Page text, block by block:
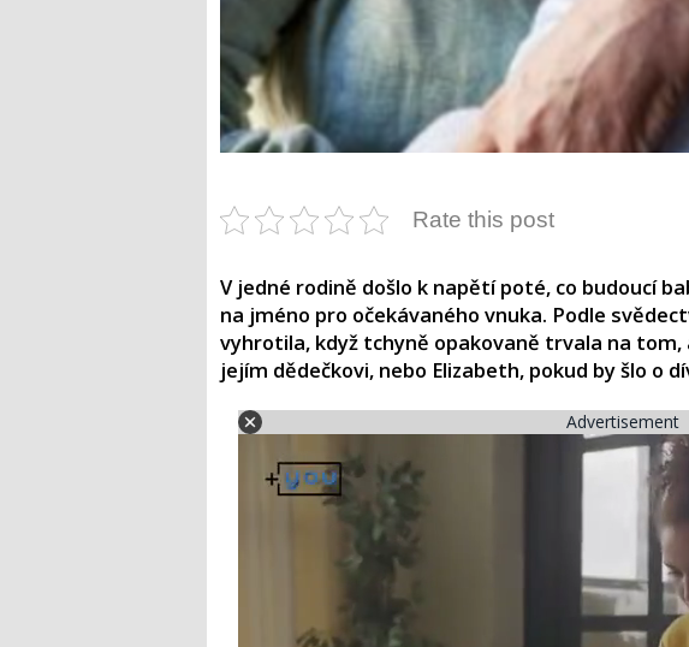
Rate this post
V jedné rodině došlo k napětí poté, co budoucí
na jméno pro očekávaného vnuka. Podle
vyhrotila, když tchyně opakovaně trvala na tom,
jejím dědečkovi, nebo Elizabeth, pokud by šlo o
Advertisement